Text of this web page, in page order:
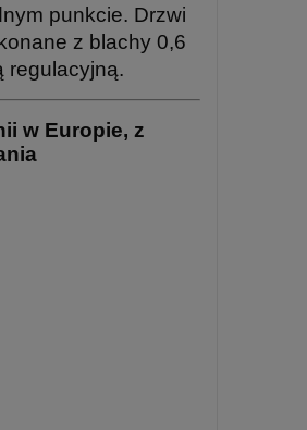
punkcie. Drzwi
z blachy 0,6
regulacyjną.
w Europie, z